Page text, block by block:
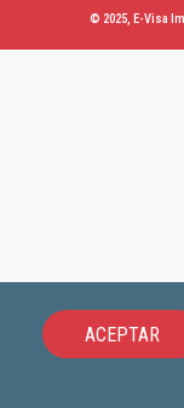
© 2025, E-Visa
ACEPTAR